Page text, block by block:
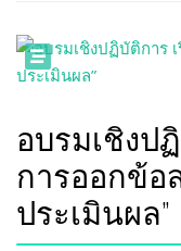
อบรมเชิงป
การออกข้อ
ประเมินผล”